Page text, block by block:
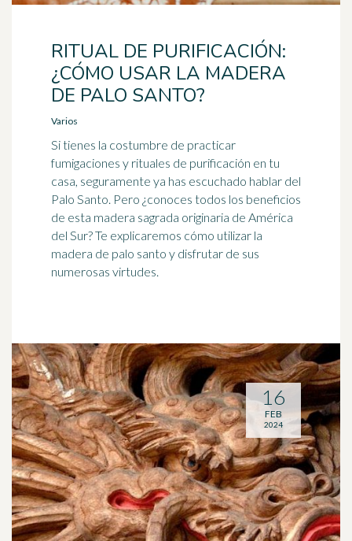
RITUAL DE PURIFICACIÓN:
¿CÓMO USAR LA MADERA
DE PALO SANTO?
Varios
Si tienes la costumbre de practicar
fumigaciones y rituales de purificación en tu
casa, seguramente ya has escuchado hablar del
Palo Santo. Pero ¿conoces todos los beneficios
de esta madera sagrada originaria de América
del Sur? Te explicaremos cómo utilizar la
madera de palo santo y disfrutar de sus
numerosas virtudes.
16
FEB
2024